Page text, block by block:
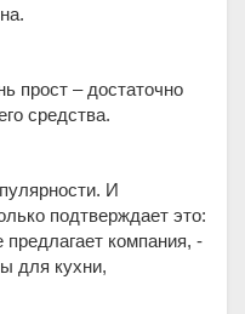
прост – достаточно
средства.
И
подтверждает это:
компания, -
для кухни,